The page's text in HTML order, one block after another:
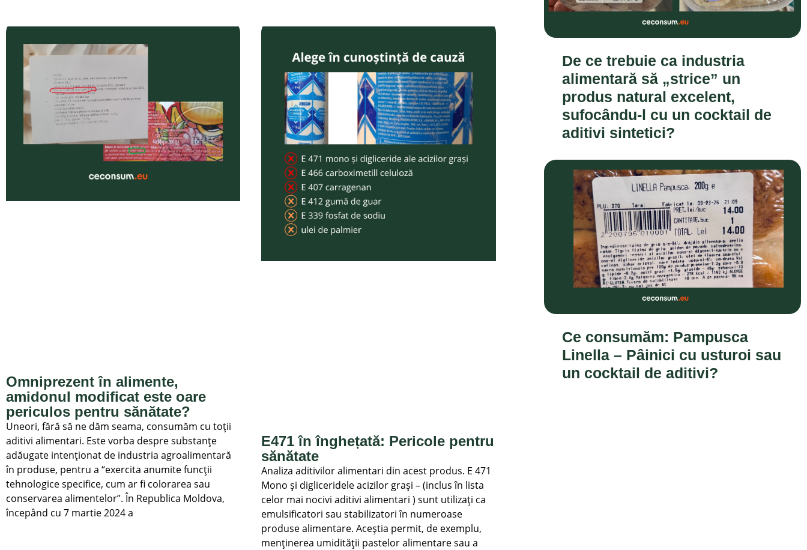
Omniprezent în alimente,
amidonul modificat este oare
periculos pentru sănătate?
Uneori, fără să ne dăm seama, consumăm cu toții
aditivi alimentari. Este vorba despre substanțe
adăugate intenționat de industria agroalimentară
în produse, pentru a “exercita anumite funcții
tehnologice specifice, cum ar fi colorarea sau
conservarea alimentelor”. În Republica Moldova,
începând cu 7 martie 2024 a
E471 în înghețată: Pericole pentru
sănătate
Analiza aditivilor alimentari din acest produs. E 471
Mono și digliceridele acizilor grași – (inclus în lista
celor mai nocivi aditivi alimentari ) sunt utilizați ca
emulsificatori sau stabilizatori în numeroase
produse alimentare. Aceștia permit, de exemplu,
menținerea umidității pastelor alimentare sau a
De ce trebuie ca industria
alimentară să „strice” un
produs natural excelent,
sufocându-l cu un cocktail de
aditivi sintetici?
Ce consumăm: Pampusca
Linella – Pâinici cu usturoi sau
un cocktail de aditivi?